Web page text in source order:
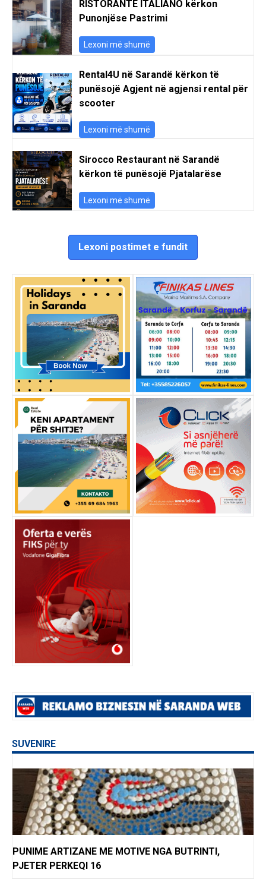
RISTORANTE ITALIANO kërkon
Punonjëse Pastrimi
Lexoni më shumë
Rental4U në Sarandë kërkon të
punësojë Agjent në agjensi rental për
scooter
Lexoni më shumë
Sirocco Restaurant në Sarandë
kërkon të punësojë Pjatalarëse
Lexoni më shumë
Lexoni postimet e fundit
SUVENIRE
PUNIME ARTIZANE ME MOTIVE NGA BUTRINTI,
PJETER PERKEQI 16